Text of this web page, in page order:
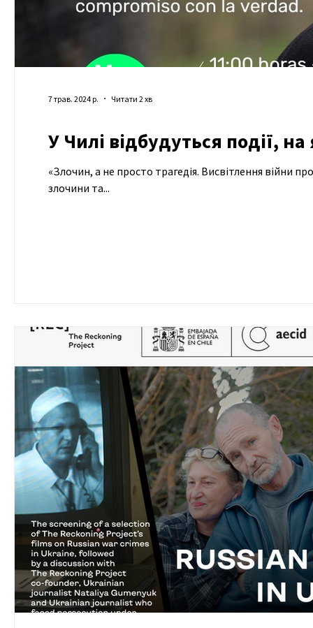
У Чилі відбудуться події,
«Злочин, а не просто трагедія. Висвітлення війни
злочини та...
7 трав. 2024 р. Читати 2 хв